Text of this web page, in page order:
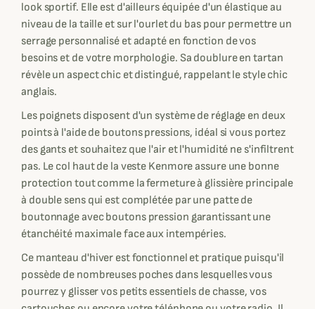
look sportif. Elle est d'ailleurs équipée d'un élastique au
niveau de la taille et sur l'ourlet du bas pour permettre un
serrage personnalisé et adapté en fonction de vos
besoins et de votre morphologie. Sa doublure en tartan
révèle un aspect chic et distingué, rappelant le style chic
anglais.
Les poignets disposent d'un système de réglage en deux
points à l'aide de boutons pressions, idéal si vous portez
des gants et souhaitez que l'air et l'humidité ne s'infiltrent
pas. Le col haut de la veste Kenmore assure une bonne
protection tout comme la fermeture à glissière principale
à double sens qui est complétée par une patte de
boutonnage avec boutons pression garantissant une
étanchéité maximale face aux intempéries.
Ce manteau d'hiver est fonctionnel et pratique puisqu'il
possède de nombreuses poches dans lesquelles vous
pourrez y glisser vos petits essentiels de chasse, vos